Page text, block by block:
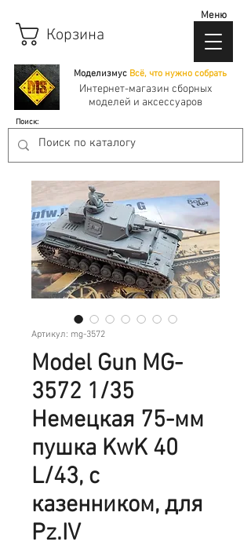
Моделизмус Всё, что нужно собрать
Корзина
Интернет-магазин сборных
моделей и аксессуаров
Поиск:
Меню
Артикул: mg-3572
Model Gun MG-
3572 1/35
Немецкая 75-мм
пушка KwK 40
L/43, с
казенником, для
Pz.IV